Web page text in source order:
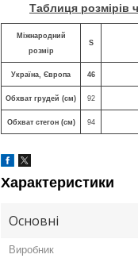
Таблиця розмірів
Міжнародний
розмір
S
Україна, Європа 46
Обхват грудей (см) 92
Обхват стегон (см) 94
Характеристики
Основні
Виробник